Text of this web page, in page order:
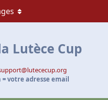
Lutèce Cup
votre adresse email